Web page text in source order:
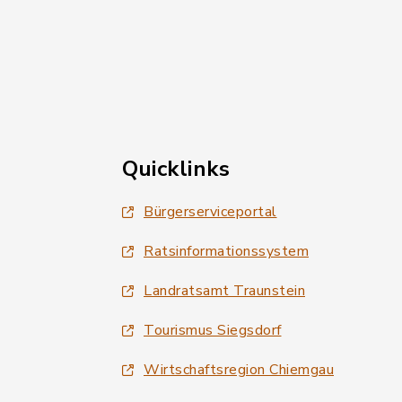
Quicklinks
Bürgerserviceportal
Ratsinformationssystem
Landratsamt Traunstein
Tourismus Siegsdorf
Wirtschaftsregion Chiemgau